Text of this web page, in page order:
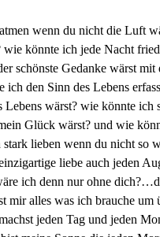
wenn du nicht die Luft
wie könnte ich jede Nacht
schönste Gedanke wärst mit
ich den Sinn des Lebens
Lebens wärst? wie könnte ich
Glück wärst? und wie
stark lieben wenn du nicht so
liebe auch jeden
ich denn nur ohne
alles was ich brauche um
jeden Tag und jeden